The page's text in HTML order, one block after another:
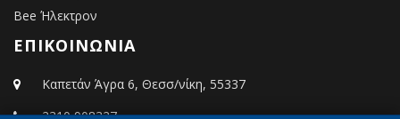
Bee Ήλεκτρον
ΕΠΙΚΟΙΝΩΝΙΑ
Καπετάν Άγρα 6, Θεσσ/νίκη, 55337
2310 908327